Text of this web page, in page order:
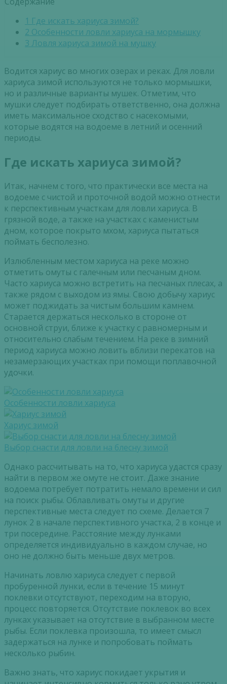
1 Где искать хариуса зимой?
2 Особенности ловли хариуса на мормышку
3 Ловля хариуса зимой на мушку
Водится хариус во многих озерах и реках. Для ловли
хариуса зимой используются не только мормышки,
но и различные варианты мушек. Отметим, что
мушки следует подбирать ответственно, она должна
иметь максимальное сходство с насекомыми,
которые водятся на водоеме в летний и осенний
периоды.
Где искать хариуса зимой?
Итак, начнем с того, что практически все места на
водоеме с чистой и проточной водой можно отнести
к перспективным участкам для ловли хариуса. В
грязной воде, а также на участках с каменистым
дном, которое покрыто мхом, хариуса пытаться
поймать бесполезно.
Излюбленным местом хариуса на реке можно
отметить омуты с галечным или песчаным дном.
Часто хариуса можно встретить на песчаных плесах, а
также рядом с выходом из ямы. Свою добычу хариус
может поджидать за чистым большим камнем.
Старается держаться несколько в стороне от
основной струи, ближе к участку с равномерным и
относительно слабым течением. На реке в зимний
период хариуса можно ловить вблизи перекатов на
незамерзающих участках при помощи поплавочной
удочки.
Особенности ловли хариуса
Хариус зимой
Выбор снасти для ловли на блесну зимой
Однако рассчитывать на то, что хариуса удастся сразу
найти в первом же омуте не стоит. Даже знание
водоема потребует потратить немало времени и сил
на поиск рыбы. Облавливать омуты и другие
перспективные места следует по схеме. Делается 7
лунок 2 в начале перспективного участка, 2 в конце и
три посередине. Расстояние между лунками
определяется индивидуально в каждом случае, но
оно не должно быть меньше двух метров.
Начинать ловлю хариуса следует с первой
пробуренной лунки, если в течение 15 минут
поклевки отсутствуют, переходим на вторую,
процесс повторяется. Отсутствие поклевок во всех
лунках указывает на отсутствие в выбранном месте
рыбы. Если поклевка произошла, то имеет смысл
задержаться на лунке и попробовать поймать
несколько рыбин.
Важно знать, что хариус покидает укрытия и